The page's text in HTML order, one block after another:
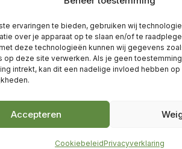
ervaringen te bieden, gebruiken wij
over je apparaat op te slaan en/of te
deze technologieën kunnen wij gegevens
op deze site verwerken. Als je geen
intrekt, kan dit een nadelige invloed hebben
Accepteren
CookiebeleidPrivacyverklaring
Contact en route
Sitemap